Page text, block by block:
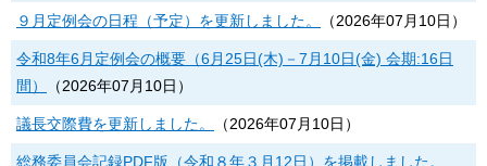
９月定例会の日程（予定）を更新しました。 （2026年07月10日 ）
令和8年6月定例会の概要（6月25日(木)－7月10日(金) 会期:16日
間）
（2026年07月10日 ）
議長交際費を更新しました。 （2026年07月10日 ）
総務委員会記録PDF版（令和８年３月12日）を掲載しました。